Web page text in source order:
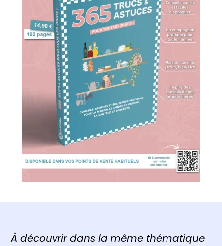
À découvrir dans la même thématique